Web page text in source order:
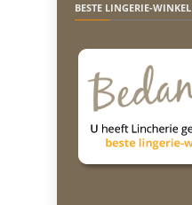
BESTE LINGERIE-WINKEL